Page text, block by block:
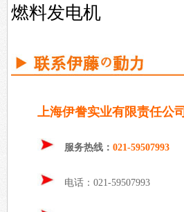
燃料发电机
上海伊誊实业有限责任公司
服务热线： 021-59507993
电话：021-59507993